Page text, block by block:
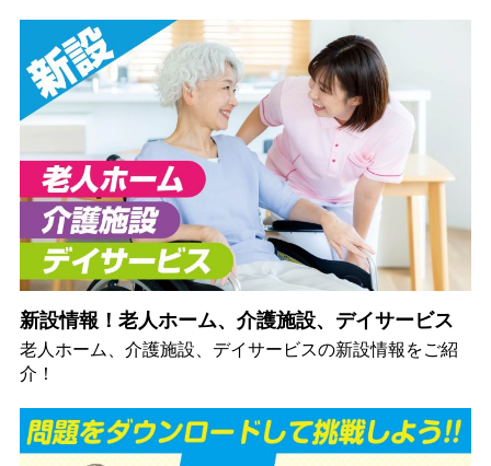
新設情報！老人ホーム、介護施設、デイサービス
老人ホーム、介護施設、デイサービスの新設情報をご紹
介！